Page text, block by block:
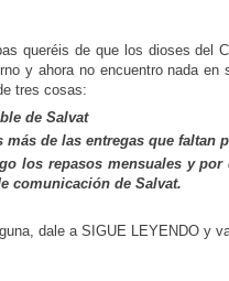
queréis de que los dioses del
y ahora no encuentro nada
tres cosas:
de Salvat
más de las entregas que faltan
los repasos mensuales y
comunicación de Salvat.
dale a SIGUE LEYENDO y